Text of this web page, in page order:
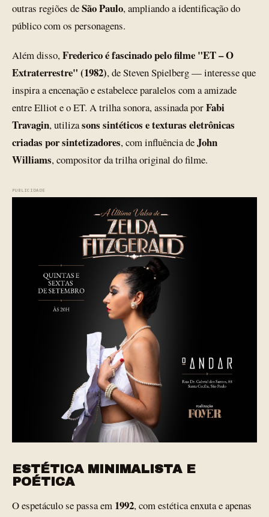
outras regiões deSão Paulo, ampliando a identificação do
público com os personagens.
Além disso,Frederico é fascinado pelo filme "ET – O
Extraterrestre" (1982), de Steven Spielberg — interesse que
inspira a encenação e estabelece paralelos com a amizade
entre Elliot e o ET. A trilha sonora, assinada porFabi
Travagin, utilizasons sintéticos e texturas eletrônicas
criadas por sintetizadores, com influência deJohn
Williams, compositor da trilha original do filme.
PUBLICIDADE
ESTÉTICA MINIMALISTA E
POÉTICA
O espetáculo se passa em 1992, com estética enxuta e apenas